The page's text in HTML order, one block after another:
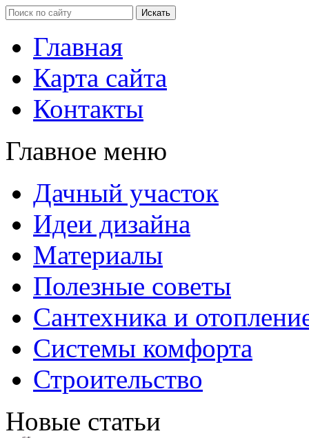
Главная
Карта сайта
Контакты
Главное меню
Дачный участок
Идеи дизайна
Материалы
Полезные советы
Сантехника и
Системы комфорта
Строительство
Новые статьи